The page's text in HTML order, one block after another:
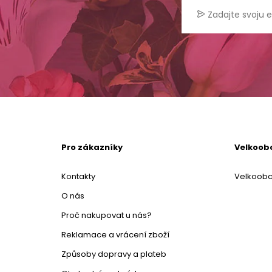
Pro zákazníky
Kontakty
O nás
Proč nakupovat u nás?
Reklamace a vrácení zboží
Způsoby dopravy a plateb